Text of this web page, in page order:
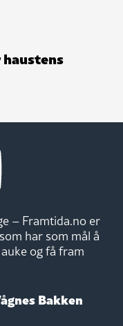
– Framtida.no er
har som mål å
og få fram
Bakken